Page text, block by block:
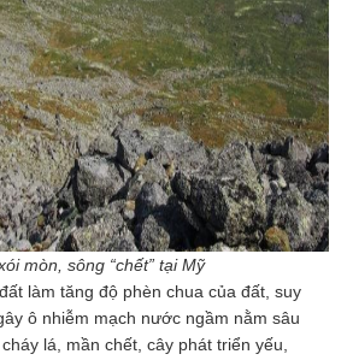
mòn, sông “chết” tại Mỹ
làm tăng độ phèn chua của đất, suy
ô nhiễm mạch nước ngầm nằm sâu
lá, mần chết, cây phát triển yếu,